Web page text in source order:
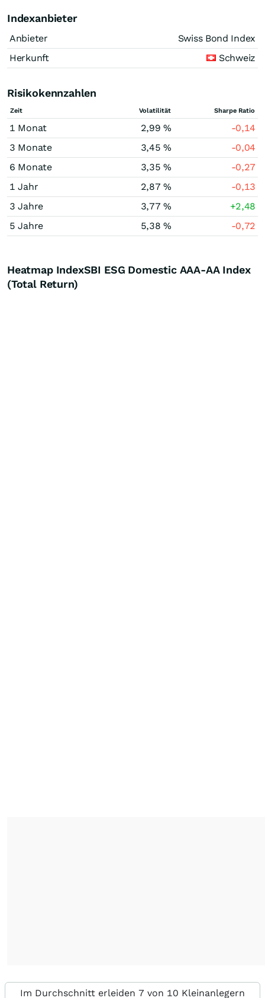
Indexanbieter
Anbieter
Swiss Bond Index
Herkunft
Schweiz
Risikokennzahlen
Zeit Volatilität Sharpe Ratio
1 Monat 2,99 %
-0,14
3 Monate
3,45 %
-0,04
6 Monate
3,35 %
-0,27
1 Jahr
2,87 %
-0,13
3 Jahre
3,77 %
+2,48
5 Jahre
5,38 % -0,72
Heatmap IndexSBI ESG Domestic AAA-AA Index
(Total Return)
Im Durchschnitt erleiden 7 von 10 Kleinanlegern